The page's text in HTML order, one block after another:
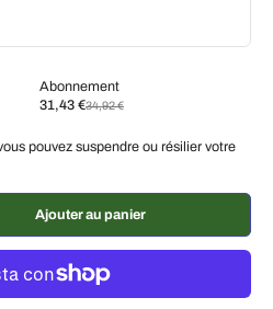
Abonnement
31,43 €34,92 €
10 % de
7 % de réduction
% de réduction
€33,17 EUR
pouvez suspendre ou résilier votre
Ajouter au panier